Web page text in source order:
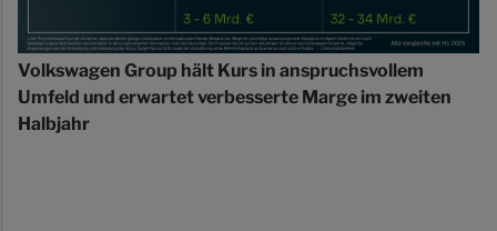
Volkswagen Group hält Kurs in anspruchsvollem
Umfeld und erwartet verbesserte Marge im zweiten
Halbjahr